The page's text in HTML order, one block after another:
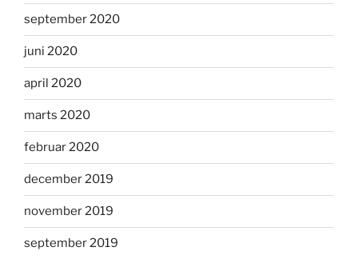
september 2020
juni 2020
april 2020
marts 2020
februar 2020
december 2019
november 2019
september 2019